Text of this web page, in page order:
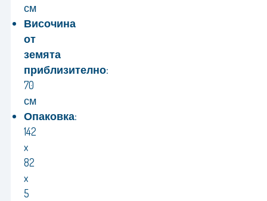
см
Височина
от
земята
приблизително:
70
см
Опаковка:
142
x
82
x
5